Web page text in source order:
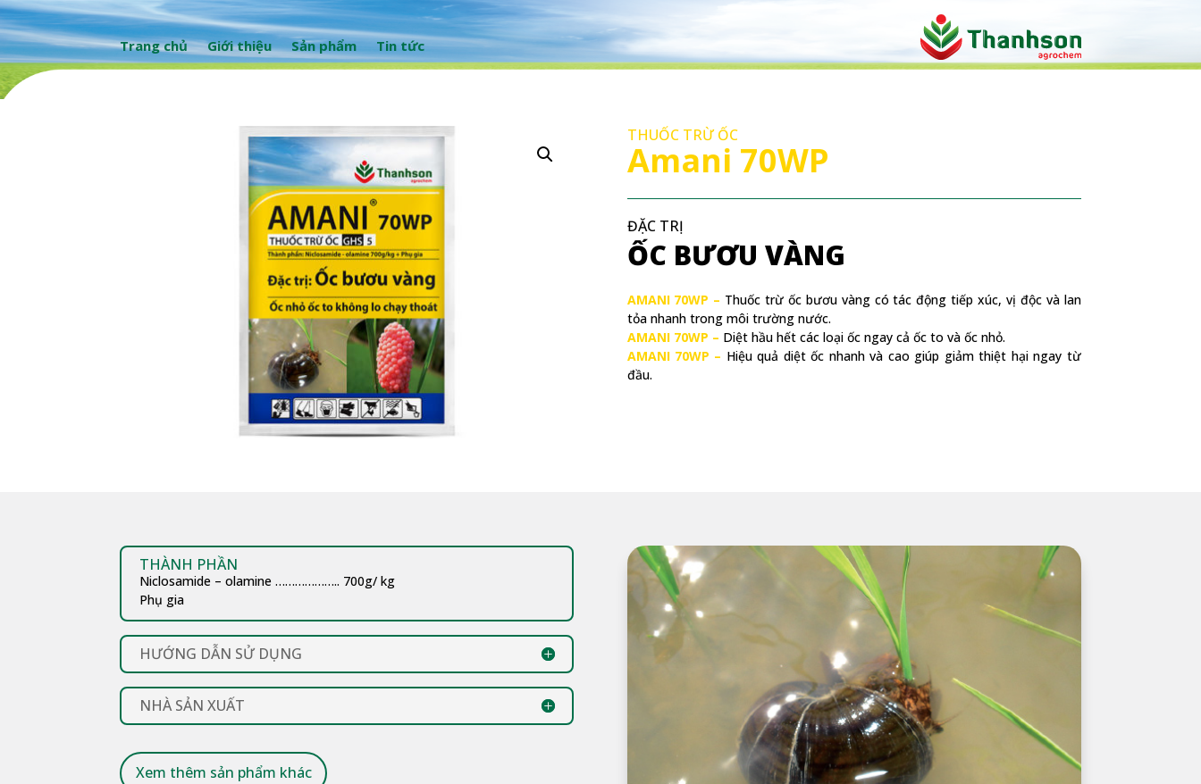
Trang chủ Giới thiệu Sản phẩm Tin tức
THUỐC TRỪ ỐC
Amani 70WP
ĐẶC TRỊ
ỐC BƯƠU VÀNG
AMANI 70WP – Thuốc trừ ốc bươu vàng có tác động tiếp xúc, vị độc và lan
tỏa nhanh trong môi trường nước.
AMANI 70WP – Diệt hầu hết các loại ốc ngay cả ốc to và ốc nhỏ.
AMANI 70WP – Hiệu quả diệt ốc nhanh và cao giúp giảm thiệt hại ngay từ
đầu.
THÀNH PHẦN
Niclosamide – olamine……………….. 700g/ kg
Phụ gia
HƯỚNG DẪN SỬ DỤNG
NHÀ SẢN XUẤT
Xem thêm sản phẩm khác